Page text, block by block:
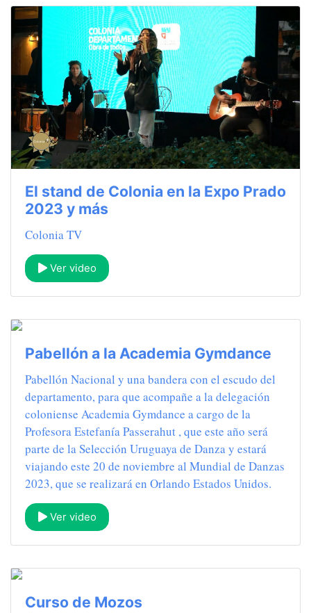
El stand de Colonia en la Expo Prado
2023 y más
Colonia TV
Ver video
Pabellón a la Academia Gymdance
Pabellón Nacional y una bandera con el escudo del
departamento, para que acompañe a la delegación
coloniense Academia Gymdance a cargo de la
Profesora Estefanía Passerahut , que este año será
parte de la Selección Uruguaya de Danza y estará
viajando este 20 de noviembre al Mundial de Danzas
2023, que se realizará en Orlando Estados Unidos.
Ver video
Curso de Mozos